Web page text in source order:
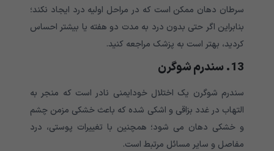
سرطان دهان ممکن است که در مراحل اولیه درد ایجاد نکند؛
بنابراین اگر حتی بدون درد به مدت دو هفته یا بیشتر احساس
کردید، بهتر است به پزشک مراجعه کنید.
13. سندرم شوگرن
سندرم شوگرن یک اختلال خودایمنی نادر است که منجر به
التهاب در غدد بزاقی و اشکی شده که باعث خشکی مزمن چشم
و خشکی دهان می شود؛ همچنین با تغییرات پوستی، درد
مفاصل و سایر مسائل مرتبط است.